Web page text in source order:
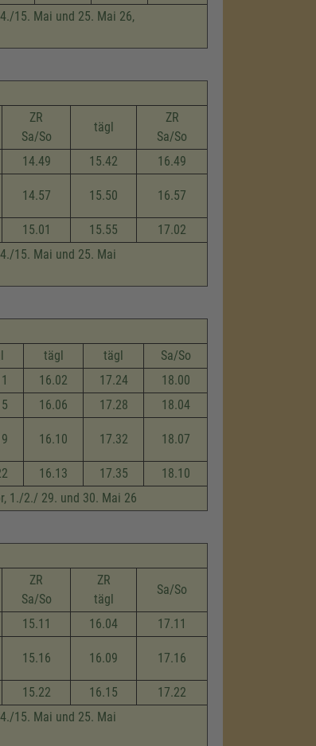
15. Mai und 25. Mai 26,
ZR
Sa/So
tägl
ZR
Sa/So
14.49 15.42
16.49
14.57 15.50 16.57
15.01 15.55
17.02
15. Mai und 25. Mai
tägl tägl
Sa/So
16.02 17.24
18.00
16.06 17.28
18.04
16.10 17.32 18.07
16.13 17.35
18.10
1./2./ 29. und 30. Mai 26
ZR
Sa/So
ZR
tägl
Sa/So
15.11 16.04
17.11
15.16 16.09 17.16
15.22 16.15
17.22
15. Mai und 25. Mai